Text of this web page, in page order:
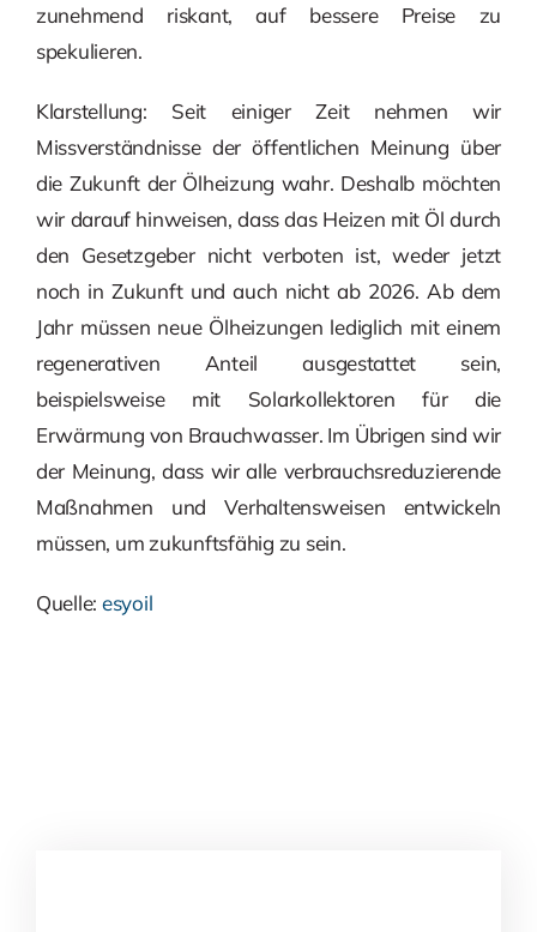
zunehmend riskant, auf bessere Preise zu
spekulieren.
Klarstellung: Seit einiger Zeit nehmen wir
Missverständnisse der öffentlichen Meinung über
die Zukunft der Ölheizung wahr. Deshalb möchten
wir darauf hinweisen, dass das Heizen mit Öl durch
den Gesetzgeber nicht verboten ist, weder jetzt
noch in Zukunft und auch nicht ab 2026. Ab dem
Jahr müssen neue Ölheizungen lediglich mit einem
regenerativen Anteil ausgestattet sein,
beispielsweise mit Solarkollektoren für die
Erwärmung von Brauchwasser. Im Übrigen sind wir
der Meinung, dass wir alle verbrauchsreduzierende
Maßnahmen und Verhaltensweisen entwickeln
müssen, um zukunftsfähig zu sein.
Quelle: esyoil